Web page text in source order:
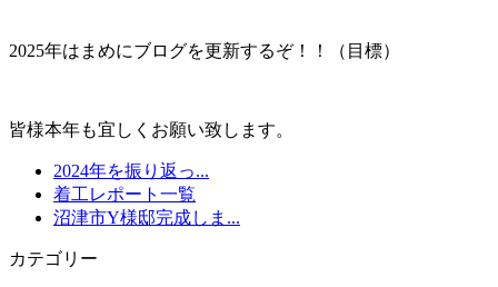
2025年はまめにブログを更新するぞ！！（目標）
皆様本年も宜しくお願い致します。
2024年を振り返っ...
着工レポート一覧
沼津市Y様邸完成しま...
カテゴリー